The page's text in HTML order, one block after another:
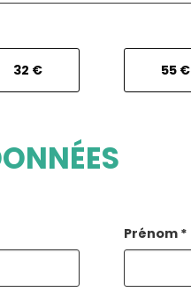
32 € 55 €
Prénom *